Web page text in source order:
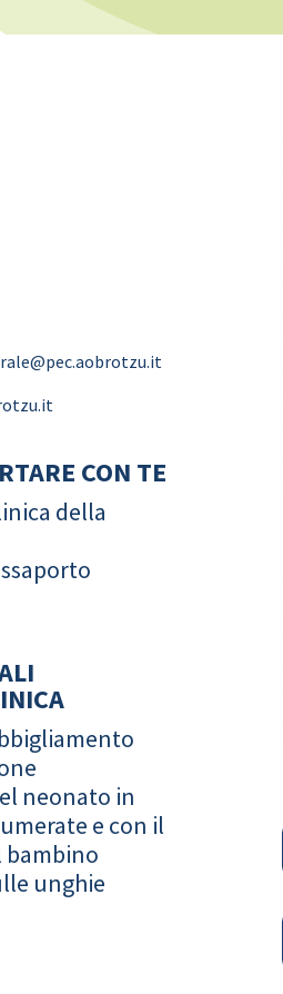
CON TE
della
neonato in
e con il
bambino
unghie